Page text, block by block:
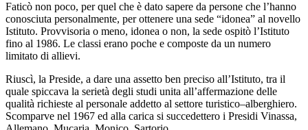
Faticò non poco, per quel che è dato sapere da persone che l’hanno
conosciuta personalmente, per ottenere una sede “idonea” al novello
Istituto. Provvisoria o meno, idonea o non, la sede ospitò l’Istituto
fino al 1986. Le classi erano poche e composte da un numero
limitato di allievi.
Riuscì, la Preside, a dare una assetto ben preciso all’Istituto, tra il
quale spiccava la serietà degli studi unita all’affermazione delle
qualità richieste al personale addetto al settore turistico–alberghiero.
Scomparve nel 1967 ed alla carica si succedettero i Presidi Vinassa,